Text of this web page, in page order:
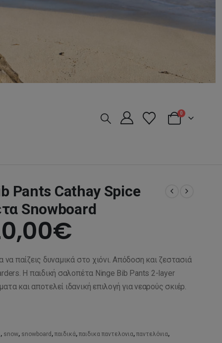
0
Pants Cathay Spice
Snowboard
€Η
τρέχουσα
τιμή
είναι:
120,00€.
να παίζεις δυναμικά στο χιόνι. Απόδοση και ζεστασιά
Η παιδική σαλοπέτα Ninge Bib Pants 2-layer
και αποτελεί ιδανική επιλογή για νεαρούς σκιέρ.
, snow, snowboard , παιδικά, παιδικα παντελονια, παντελόνια,